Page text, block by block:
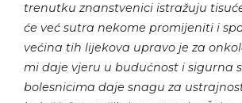
trenutku znanstvenici istražuju
će već sutra nekome promijeniti i
većina tih lijekova upravo je za
mi daje vjeru u budućnost i sigurna
bolesnicima daje snagu za